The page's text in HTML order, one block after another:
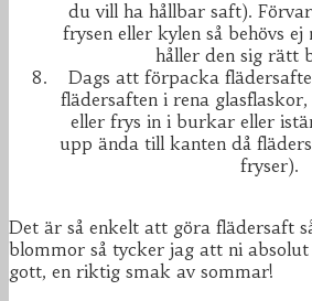
du vill ha hållbar saft).
frysen eller kylen så behövs
håller den sig rätt
Dags att förpacka
flädersaften i rena
eller frys in i burkar eller
upp ända till kanten då
fryser).
Det är så enkelt att göra flädersaft
blommor så tycker jag att ni
gott, en riktig smak av sommar!